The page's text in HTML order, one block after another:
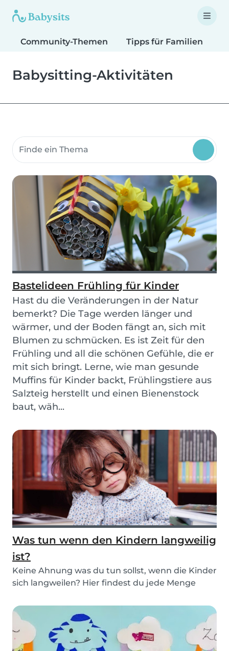
Community-Themen Tipps für Familien
Babysitting-Aktivitäten
Suche Community-Themen
Bastelideen Frühling für Kinder
Hast du die Veränderungen in der Natur
bemerkt? Die Tage werden länger und
wärmer, und der Boden fängt an, sich mit
Blumen zu schmücken. Es ist Zeit für den
Frühling und all die schönen Gefühle, die er
mit sich bringt. Lerne, wie man gesunde
Muffins für Kinder backt, Frühlingstiere aus
Salzteig herstellt und einen Bienenstock
baut, wäh...
Was tun wenn den Kindern langweilig
ist?
Keine Ahnung was du tun sollst, wenn die Kinder
sich langweilen? Hier findest du jede Menge